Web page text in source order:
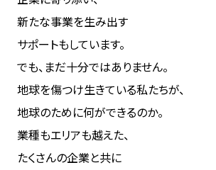
新たな事業を生み出す
サポートもしています。
でも、まだ十分ではありません。
地球を傷つけ生きている私たちが、
地球のために何ができるのか。
業種もエリアも越えた、
たくさんの企業と共に